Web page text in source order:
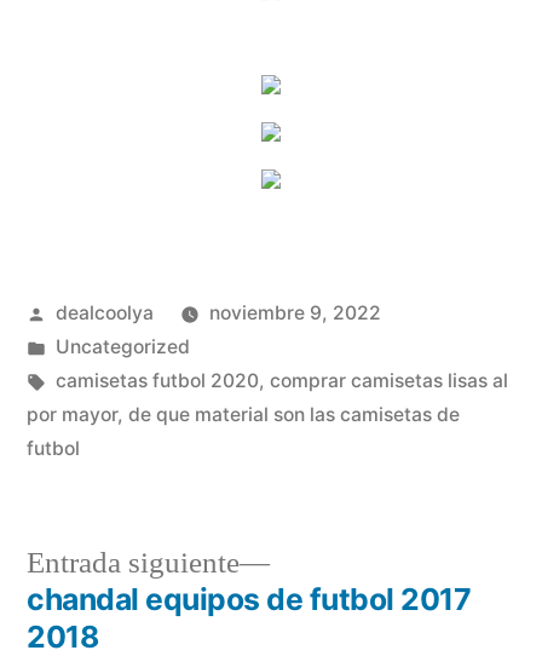
Publicado
por
dealcoolya
noviembre 9, 2022
Publicado
en
Uncategorized
Etiquetas:
camisetas futbol 2020, comprar camisetas lisas al
por mayor, de que material son las camisetas de
futbol
Navegación
Entrada siguiente
Entrada
siguiente:
chandal equipos de futbol 2017
2018